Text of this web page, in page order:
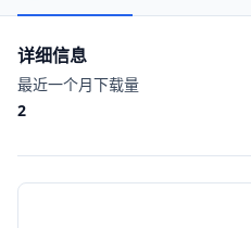
详细信息
最近一个月下载量
2